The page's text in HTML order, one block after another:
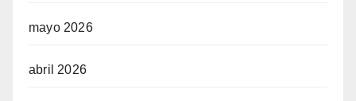
mayo 2026
abril 2026